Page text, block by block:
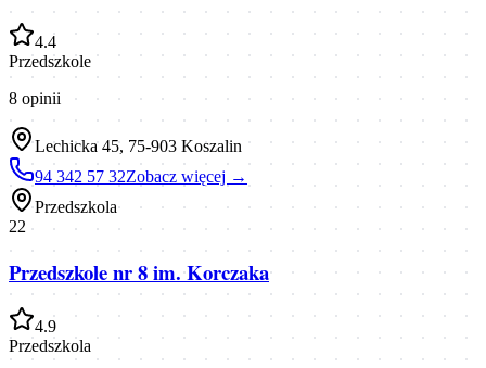
4.4
Przedszkole
8 opinii
Lechicka 45, 75-903 Koszalin
94 342 57 32Zobacz więcej →
Przedszkola
22
Przedszkole nr 8 im. Korczaka
4.9
Przedszkola